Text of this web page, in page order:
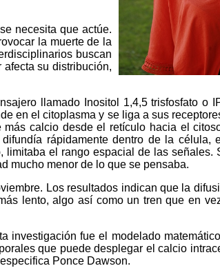
necesita que actúe.
la muerte de la
buscan
su distribución,
llamado Inositol 1,4,5 trisfosfato o
en el citoplasma y se liga a sus
calcio desde el retículo hacia el
rápidamente dentro de la célula,
el rango espacial de las señales.
mucho menor de lo que se pensaba.
Los resultados indican que la
lento, algo así como un tren que en
investigación fue el modelado
que puede desplegar el calcio
Ponce Dawson.